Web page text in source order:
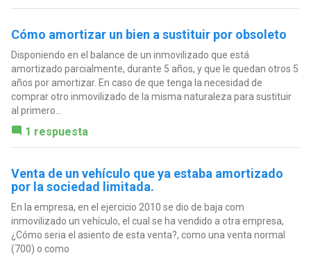
Cómo amortizar un bien a sustituir por obsoleto
Disponiendo en el balance de un inmovilizado que está
amortizado parcialmente, durante 5 años, y que le quedan otros 5
años por amortizar. En caso de que tenga la necesidad de
comprar otro inmovilizado de la misma naturaleza para sustituir
al primero...
1 respuesta
Venta de un vehículo que ya estaba amortizado
por la sociedad limitada.
En la empresa, en el ejercicio 2010 se dio de baja com
inmovilizado un vehículo, el cual se ha vendido a otra empresa,
¿Cómo seria el asiento de esta venta?, como una venta normal
(700) o como